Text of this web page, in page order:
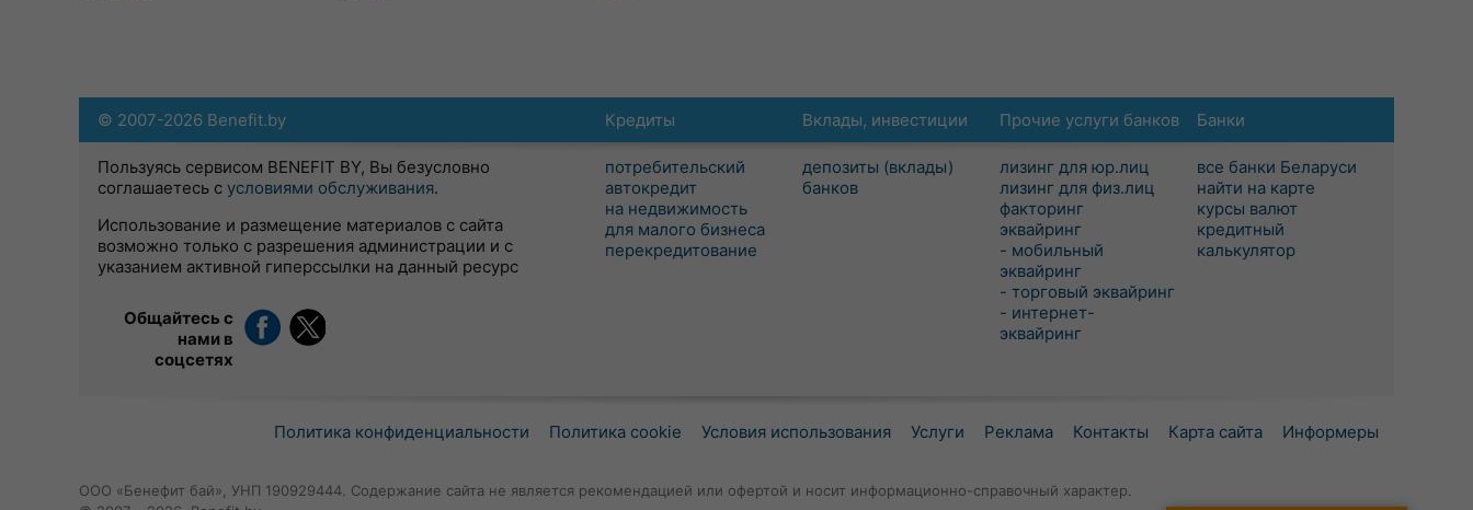
Кредиты
потребительский
автокредит
на недвижимость
для малого бизнеса
перекредитование
Вклады, инвестиции
депозиты (вклады)
банков
Прочие услуги банков
лизинг для юр.лиц
лизинг для физ.лиц
факторинг
эквайринг
- мобильный
эквайринг
- торговый эквайринг
- интернет-
эквайринг
Банки
все банки Беларуси
найти на карте
курсы валют
кредитный
калькулятор
© 2007-2026 Benefit.by
Пользуясь сервисом BENEFIT BY, Вы безусловно
соглашаетесь с условиями обслуживания.
Использование и размещение материалов с сайта
возможно только с разрешения администрации и с
указанием активной гиперссылки на данный ресурс
Общайтесь с
нами в
соцсетях
Политика конфиденциальности Политика cookie Условия использования Услуги Реклама Контакты Карта сайта Информеры
ООО «Бенефит бай», УНП 190929444. Содержание сайта не является рекомендацией или офертой и носит информационно-справочный характер.